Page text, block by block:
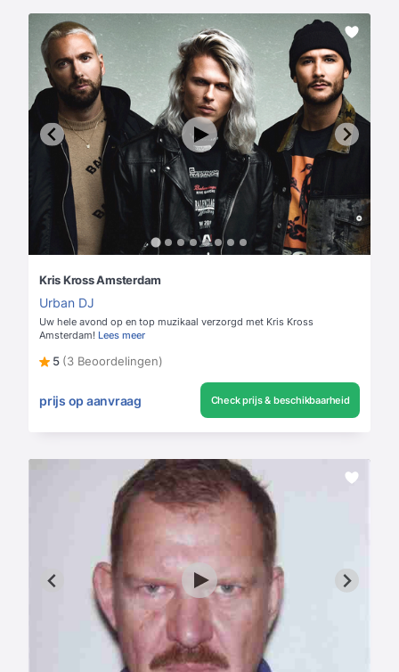
Kris Kross Amsterdam
Urban DJ
Uw hele avond op en top muzikaal verzorgd met Kris Kross
Amsterdam! Lees meer
5 (3 Beoordelingen)
prijs op aanvraag Check prijs & beschikbaarheid